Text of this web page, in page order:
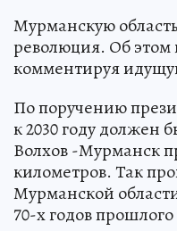
Мурманскую
революция. Об этом
комментируя
По поручению
к 2030 году должен
Волхов -Мурманск
километров. Так
Мурманской
70-х годов